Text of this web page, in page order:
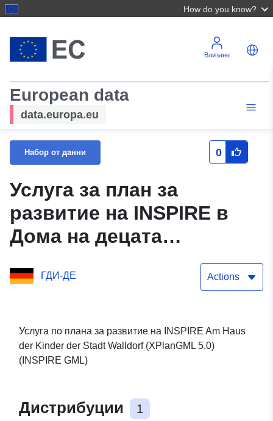
How do you know?
Влизане
European data
data.europa.eu
Набор от данни 0
Услуга за план за
развитие на INSPIRE в
Дома на децата
(XPlanGML 5.0) (INSPIRE
GML)
ГДИ-ДЕ Actions
Услуга по плана за развитие на INSPIRE Am Haus
der Kinder der Stadt Walldorf (XPlanGML 5.0)
(INSPIRE GML)
Дистрибуции 1